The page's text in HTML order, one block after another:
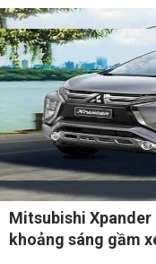
Mitsubishi Xpander
khoảng sáng gầm